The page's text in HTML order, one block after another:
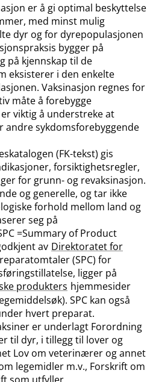
er å gi optimal beskyttelse
med minst mulig
dyr og for dyrepopulasjonen
bygger på
på kjennskap til de
eksisterer i den enkelte
Vaksinasjon regnes for
måte å forebygge
viktig å understreke at
andre sykdomsforebyggende
(FK-tekst) gis
forsiktighetsregler,
for grunn- og revaksinasjon.
og generelle, og tar ikke
forhold mellom land og
seg på
=Summary of Product
av Direktoratet for
(SPC) for
ligger på
produkters hjemmesider
SPC kan også
hvert preparat.
er underlagt Forordning
til dyr, i tillegg til lover og
Lov om veterinærer og annet
legemidler m.v., Forskrift om